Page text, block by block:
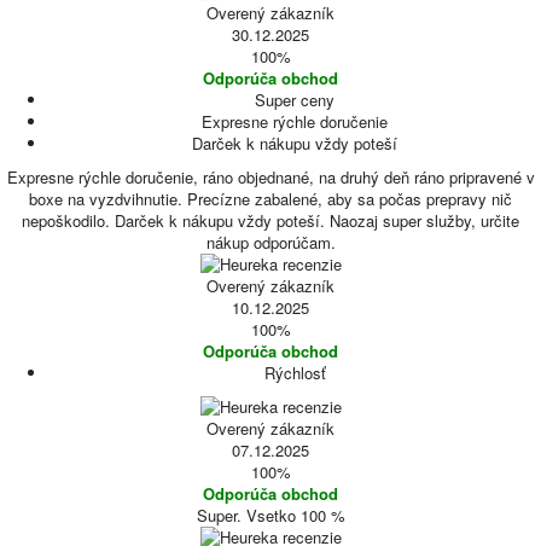
Overený zákazník
30.12.2025
100%
Odporúča obchod
Super ceny
Expresne rýchle doručenie
Darček k nákupu vždy poteší
Expresne rýchle doručenie, ráno objednané, na druhý deň ráno pripravené v
boxe na vyzdvihnutie. Precízne zabalené, aby sa počas prepravy nič
nepoškodilo. Darček k nákupu vždy poteší. Naozaj super služby, určite
nákup odporúčam.
Overený zákazník
10.12.2025
100%
Odporúča obchod
Rýchlosť
Overený zákazník
07.12.2025
100%
Odporúča obchod
Super. Vsetko 100 %